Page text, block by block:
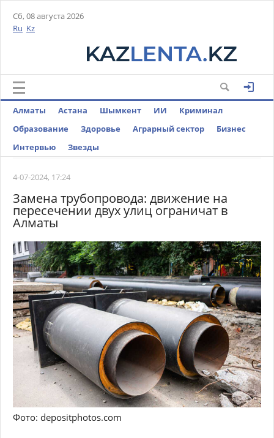
Сб, 08 августа 2026
Ru Kz
Алматы Астана Шымкент ИИ
Криминал
Образование
Здоровье Аграрный сектор
Бизнес
Интервью
Звезды
4-07-2024, 17:24
Замена трубопровода: движение на
пересечении двух улиц ограничат в
Алматы
Фото: depositphotos.com